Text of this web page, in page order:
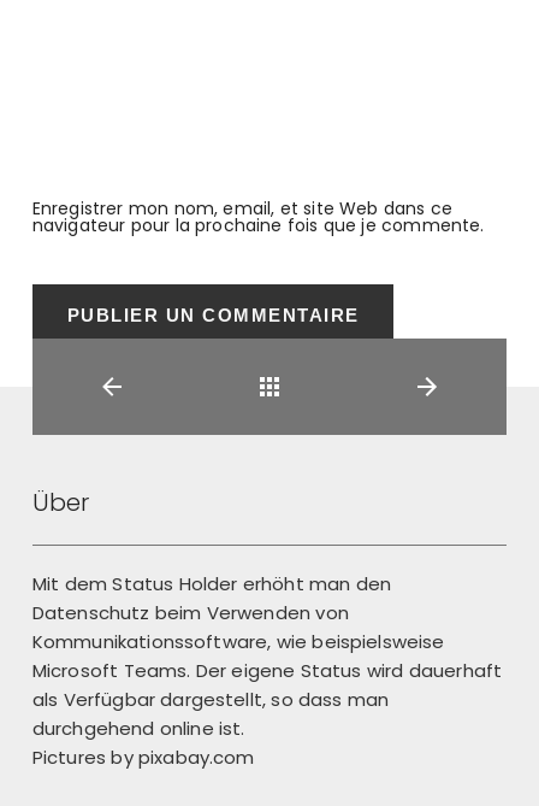
Enregistrer mon nom, email, et site Web dans ce
navigateur pour la prochaine fois que je commente.
Über
Mit dem Status Holder erhöht man den
Datenschutz beim Verwenden von
Kommunikationssoftware, wie beispielsweise
Microsoft Teams. Der eigene Status wird dauerhaft
als Verfügbar dargestellt, so dass man
durchgehend online ist.
Pictures bypixabay.com